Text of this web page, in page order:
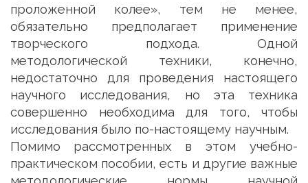
проложенной колее», тем не менее,
обязательно предполагает применение
творческого подхода. Одной
методологической техники, конечно,
недостаточно для проведения настоящего
научного исследования, но эта техника
совершенно необходима для того, чтобы
исследования было по-настоящему научным.
Помимо рассмотренных в этом учебно-
практическом пособии, есть и другие важные